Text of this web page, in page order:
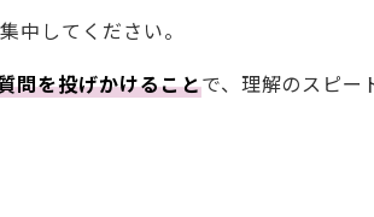
中してください。
問を投げかけることで、理解のスピー